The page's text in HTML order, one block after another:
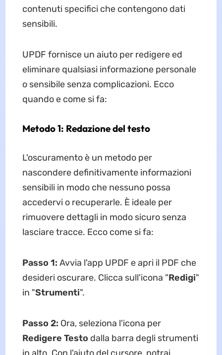
contenuti specifici che contengono dati
sensibili.
UPDF fornisce un aiuto per redigere ed
eliminare qualsiasi informazione personale
o sensibile senza complicazioni. Ecco
quando e come si fa:
Metodo 1: Redazione del testo
L'oscuramento è un metodo per
nascondere definitivamente informazioni
sensibili in modo che nessuno possa
accedervi o recuperarle. È ideale per
rimuovere dettagli in modo sicuro senza
lasciare tracce. Ecco come si fa:
Passo 1: Avvia l'app UPDF e apri il PDF che
desideri oscurare. Clicca sull'icona "Redigi"
in "Strumenti".
Passo 2: Ora, seleziona l'icona per
Redigere Testo dalla barra degli strumenti